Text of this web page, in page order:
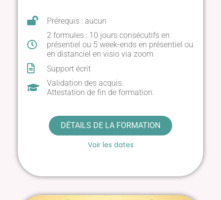
Prérequis : aucun
2 formules : 10 jours consécutifs en
présentiel ou 5 week-ends en présentiel ou
en distanciel en visio via zoom
Support écrit
Validation des acquis.
Attestation de fin de formation.
DÉTAILS DE LA FORMATION
Voir les dates